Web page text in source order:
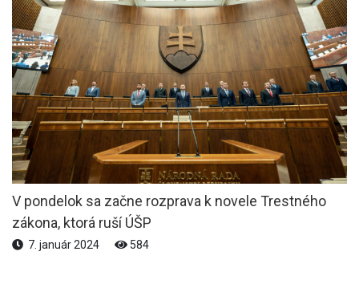
V pondelok sa začne rozprava k novele Trestného
zákona, ktorá ruší ÚŠP
7. január 2024 584